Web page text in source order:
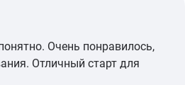
Очень понравилось,
Отличный старт для